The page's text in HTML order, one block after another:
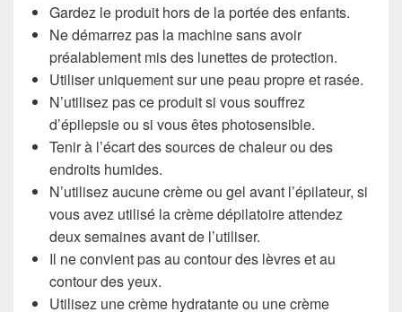
Gardez le produit hors de la portée des enfants.
Ne démarrez pas la machine sans avoir
préalablement mis des lunettes de protection.
Utiliser uniquement sur une peau propre et rasée.
N’utilisez pas ce produit si vous souffrez
d’épilepsie ou si vous êtes photosensible.
Tenir à l’écart des sources de chaleur ou des
endroits humides.
N’utilisez aucune crème ou gel avant l’épilateur, si
vous avez utilisé la crème dépilatoire attendez
deux semaines avant de l’utiliser.
Il ne convient pas au contour des lèvres et au
contour des yeux.
Utilisez une crème hydratante ou une crème